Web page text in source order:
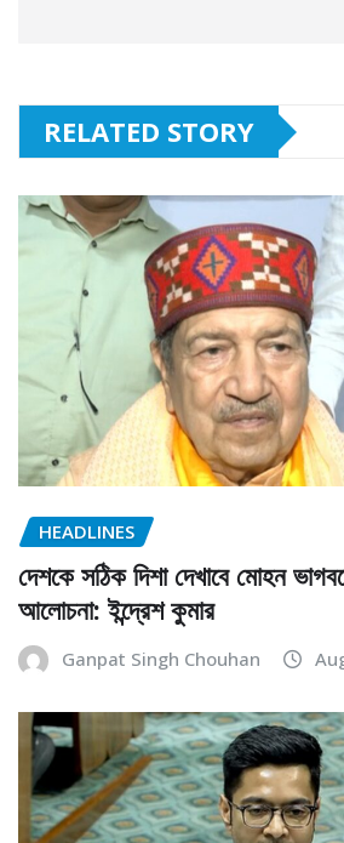
RELATED STORY
HEADLINES
দেশকে সঠিক দিশা দেখাবে মোহন
আলোচনা: ইন্দ্রেশ কুমার
Ganpat Singh Chouhan